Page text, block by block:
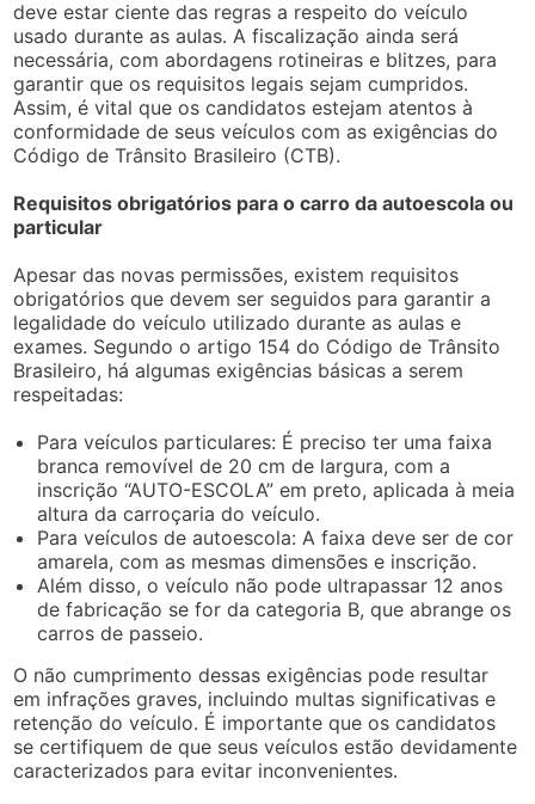
deve estar ciente das regras a respeito do veículo
usado durante as aulas. A fiscalização ainda será
necessária, com abordagens rotineiras e blitzes, para
garantir que os requisitos legais sejam cumpridos.
Assim, é vital que os candidatos estejam atentos à
conformidade de seus veículos com as exigências do
Código de Trânsito Brasileiro (CTB).
Requisitos obrigatórios para o carro da autoescola ou
particular
Apesar das novas permissões, existem requisitos
obrigatórios que devem ser seguidos para garantir a
legalidade do veículo utilizado durante as aulas e
exames. Segundo o artigo 154 do Código de Trânsito
Brasileiro, há algumas exigências básicas a serem
respeitadas:
Para veículos particulares: É preciso ter uma faixa
branca removível de 20 cm de largura, com a
inscrição “AUTO-ESCOLA” em preto, aplicada à meia
altura da carroçaria do veículo.
Para veículos de autoescola: A faixa deve ser de cor
amarela, com as mesmas dimensões e inscrição.
Além disso, o veículo não pode ultrapassar 12 anos
de fabricação se for da categoria B, que abrange os
carros de passeio.
O não cumprimento dessas exigências pode resultar
em infrações graves, incluindo multas significativas e
retenção do veículo. É importante que os candidatos
se certifiquem de que seus veículos estão devidamente
caracterizados para evitar inconvenientes.